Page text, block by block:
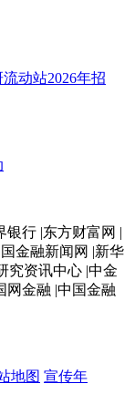
动站2026年招
银行 |东方财富网 |
金融新闻网 |新华
究资讯中心 |中金
网金融 |中国金融
地图 宣传年